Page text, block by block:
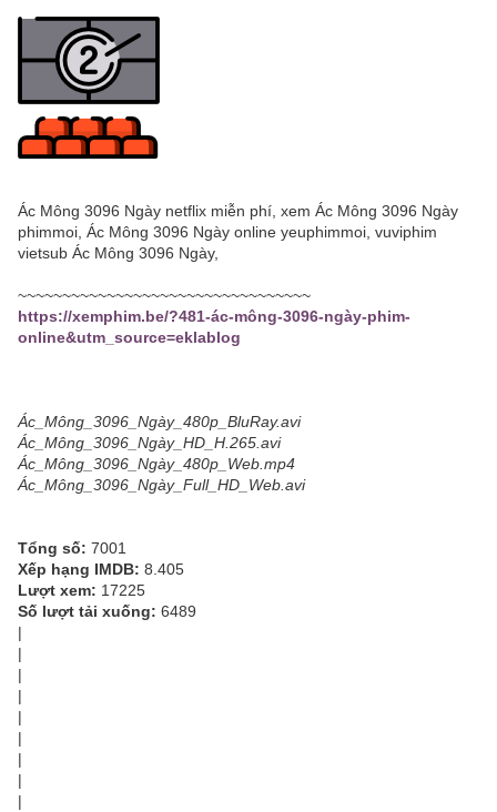
Ác Mông 3096 Ngày netflix miễn phí, xem Ác Mông 3096 Ngày
phimmoi, Ác Mông 3096 Ngày online yeuphimmoi, vuviphim
vietsub Ác Mông 3096 Ngày,
~~~~~~~~~~~~~~~~~~~~~~~~~~~~~~~~~
https://xemphim.be/?481-ác-mông-3096-ngày-phim-
online&utm_source=eklablog
Ác_Mông_3096_Ngày_480p_BluRay.avi
Ác_Mông_3096_Ngày_HD_H.265.avi
Ác_Mông_3096_Ngày_480p_Web.mp4
Ác_Mông_3096_Ngày_Full_HD_Web.avi
Tổng số: 7001
Xếp hạng IMDB: 8.405
Lượt xem: 17225
Số lượt tải xuống: 6489
|
|
|
|
|
|
|
|
|